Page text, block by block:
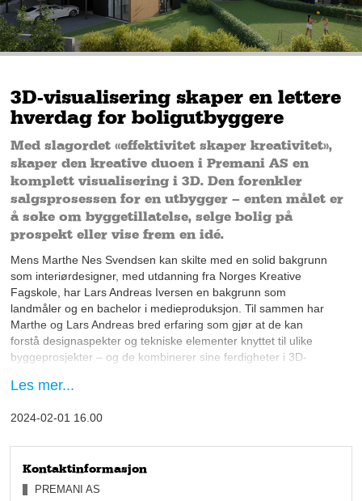
3D-visualisering skaper en lettere
hverdag for boligutbyggere
Med slagordet «effektivitet skaper kreativitet»,
skaper den kreative duoen i Premani AS en
komplett visualisering i 3D. Den forenkler
salgsprosessen for en utbygger – enten målet er
å søke om byggetillatelse, selge bolig på
prospekt eller vise frem en idé.
Mens Marthe Nes Svendsen kan skilte med en solid bakgrunn
som interiørdesigner, med utdanning fra Norges Kreative
Fagskole, har Lars Andreas Iversen en bakgrunn som
landmåler og en bachelor i medieproduksjon. Til sammen har
Marthe og Lars Andreas bred erfaring som gjør at de kan
forstå designaspekter og tekniske elementer knyttet til ulike
byggeprosjekter – og de kombinerer sine ferdigheter i 3D-
Les mer...
2024-02-01 16.00
Kontaktinformasjon
PREMANI AS